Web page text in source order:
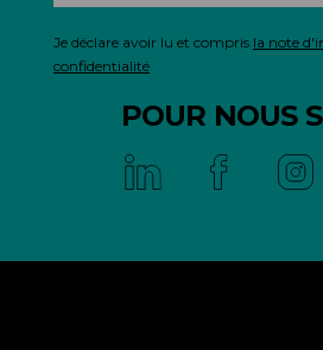
Je déclare avoir lu et compris la note
confidentialité
POUR NOUS